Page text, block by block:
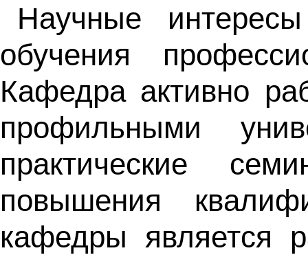
Научные
обучения
Кафедра активно
профильными
практические
повышения
кафедры является